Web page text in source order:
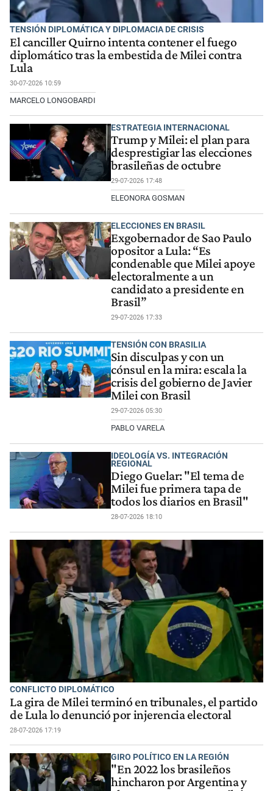
TENSIÓN DIPLOMÁTICA Y DIPLOMACIA DE CRISIS
El canciller Quirno intenta contener el fuego
diplomático tras la embestida de Milei contra
Lula
30-07-2026 10:59
MARCELO LONGOBARDI
ESTRATEGIA INTERNACIONAL
Trump y Milei: el plan para
desprestigiar las elecciones
brasileñas de octubre
29-07-2026 17:48
ELEONORA GOSMAN
ELECCIONES EN BRASIL
Exgobernador de Sao Paulo
opositor a Lula: “Es
condenable que Milei apoye
electoralmente a un
candidato a presidente en
Brasil”
29-07-2026 17:33
TENSIÓN CON BRASILIA
Sin disculpas y con un
cónsul en la mira: escala la
crisis del gobierno de Javier
Milei con Brasil
29-07-2026 05:30
PABLO VARELA
IDEOLOGÍA VS. INTEGRACIÓN
REGIONAL
Diego Guelar: "El tema de
Milei fue primera tapa de
todos los diarios en Brasil"
28-07-2026 18:10
CONFLICTO DIPLOMÁTICO
La gira de Milei terminó en tribunales, el partido
de Lula lo denunció por injerencia electoral
28-07-2026 17:19
GIRO POLÍTICO EN LA REGIÓN
"En 2022 los brasileños
hincharon por Argentina y